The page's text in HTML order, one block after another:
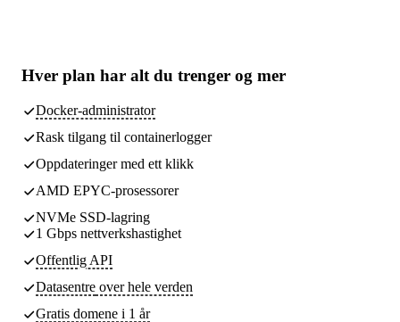
Hver plan har alt du trenger og mer
Docker-administrator
Rask tilgang til containerlogger
Oppdateringer med ett klikk
AMD EPYC-prosessorer
NVMe SSD-lagring
1 Gbps nettverkshastighet
Offentlig API
Datasentre over hele verden
Gratis domene i 1 år